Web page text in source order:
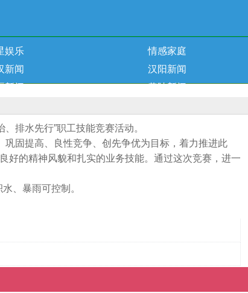
娱乐
情感家庭
新闻
汉阳新闻
新闻
黄陂新闻
排水先行”职工技能竞赛活动。
固提高、良性竞争、创先争优为目标，着力推进此
好的精神风貌和扎实的业务技能。通过这次竞赛，进一
、暴雨可控制。